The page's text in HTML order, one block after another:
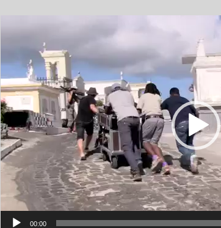
t
e
u
r
v
i
d
é
00:00